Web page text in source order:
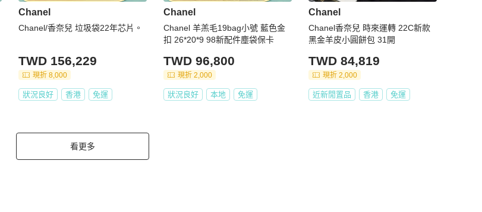
Chanel
Chanel/香奈兒 垃圾袋22年芯片。
TWD 156,229
現折 8,000
狀況良好 香港 免運
Chanel
Chanel 羊羔毛19bag小號 藍色金
扣 26*20*9 98新配件塵袋保卡
TWD 96,800
現折 2,000
狀況良好 本地 免運
Chanel
Chanel香奈兒 時來運轉 22C新款
黑金羊皮小圓餅包 31開
TWD 84,819
現折 2,000
近新閒置品 香港 免運
看更多